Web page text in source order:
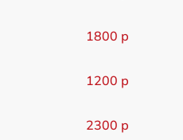
1800 р
1200 р
2300 р